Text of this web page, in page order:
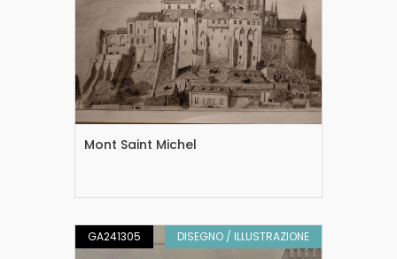
Mont Saint Michel
GA241305 DISEGNO / ILLUSTRAZIONE